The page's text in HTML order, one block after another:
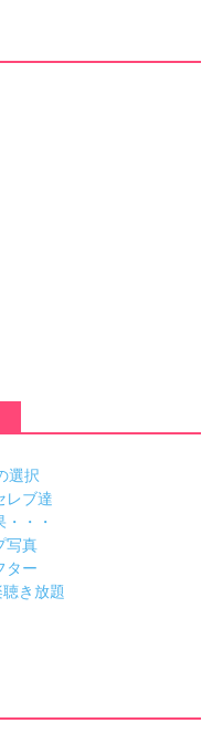
選択
レブ達
・・
写真
ター
き放題